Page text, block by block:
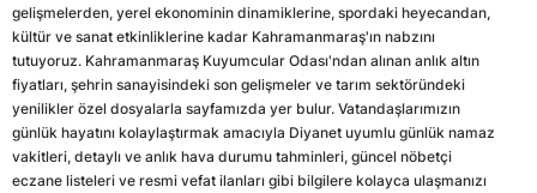
gelişmelerden, yerel ekonominin dinamiklerine, spordaki heyecandan,
kültür ve sanat etkinliklerine kadar Kahramanmaraş'ın nabzını
tutuyoruz. Kahramanmaraş Kuyumcular Odası'ndan alınan anlık altın
fiyatları, şehrin sanayisindeki son gelişmeler ve tarım sektöründeki
yenilikler özel dosyalarla sayfamızda yer bulur. Vatandaşlarımızın
günlük hayatını kolaylaştırmak amacıyla Diyanet uyumlu günlük namaz
vakitleri, detaylı ve anlık hava durumu tahminleri, güncel nöbetçi
eczane listeleri ve resmi vefat ilanları gibi bilgilere kolayca ulaşmanızı